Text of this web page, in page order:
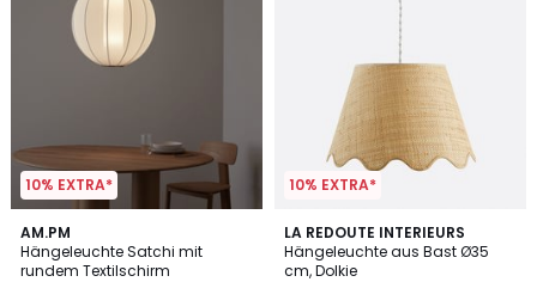
10% EXTRA*
AM.PM
Hängeleuchte Satchi mit
rundem Textilschirm
5
/
5
10% EXTRA*
LA REDOUTE INTERIEURS
Hängeleuchte aus Bast Ø35
cm, Dolkie
3,5
/ 5